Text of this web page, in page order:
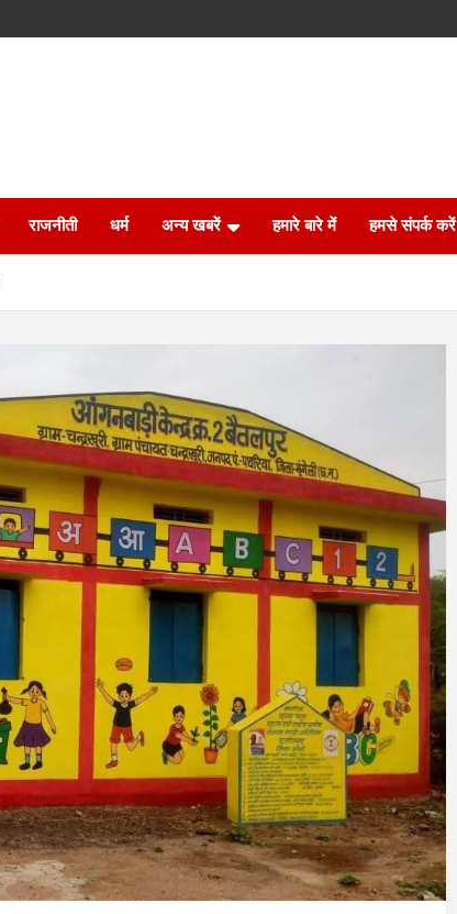
राजनीती धर्म अन्य खबरें हमारे बारे में हमसे संपर्क करें